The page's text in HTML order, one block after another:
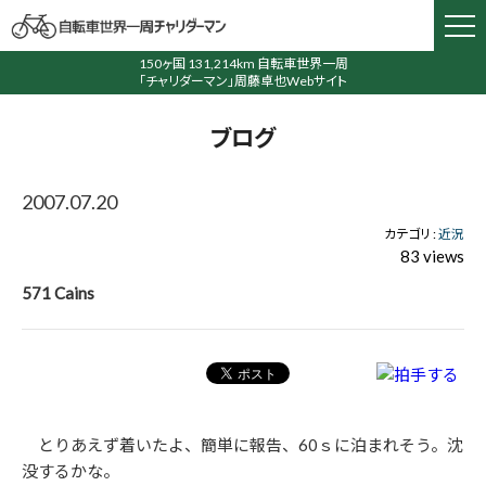
150ヶ国 131,214km 自転車世界一周
「チャリダーマン」周藤卓也Webサイト
ブログ
2007.07.20
カテゴリ :近況
83 views
571 Cains
とりあえず着いたよ、簡単に報告、60ｓに泊まれそう。沈
没するかな。